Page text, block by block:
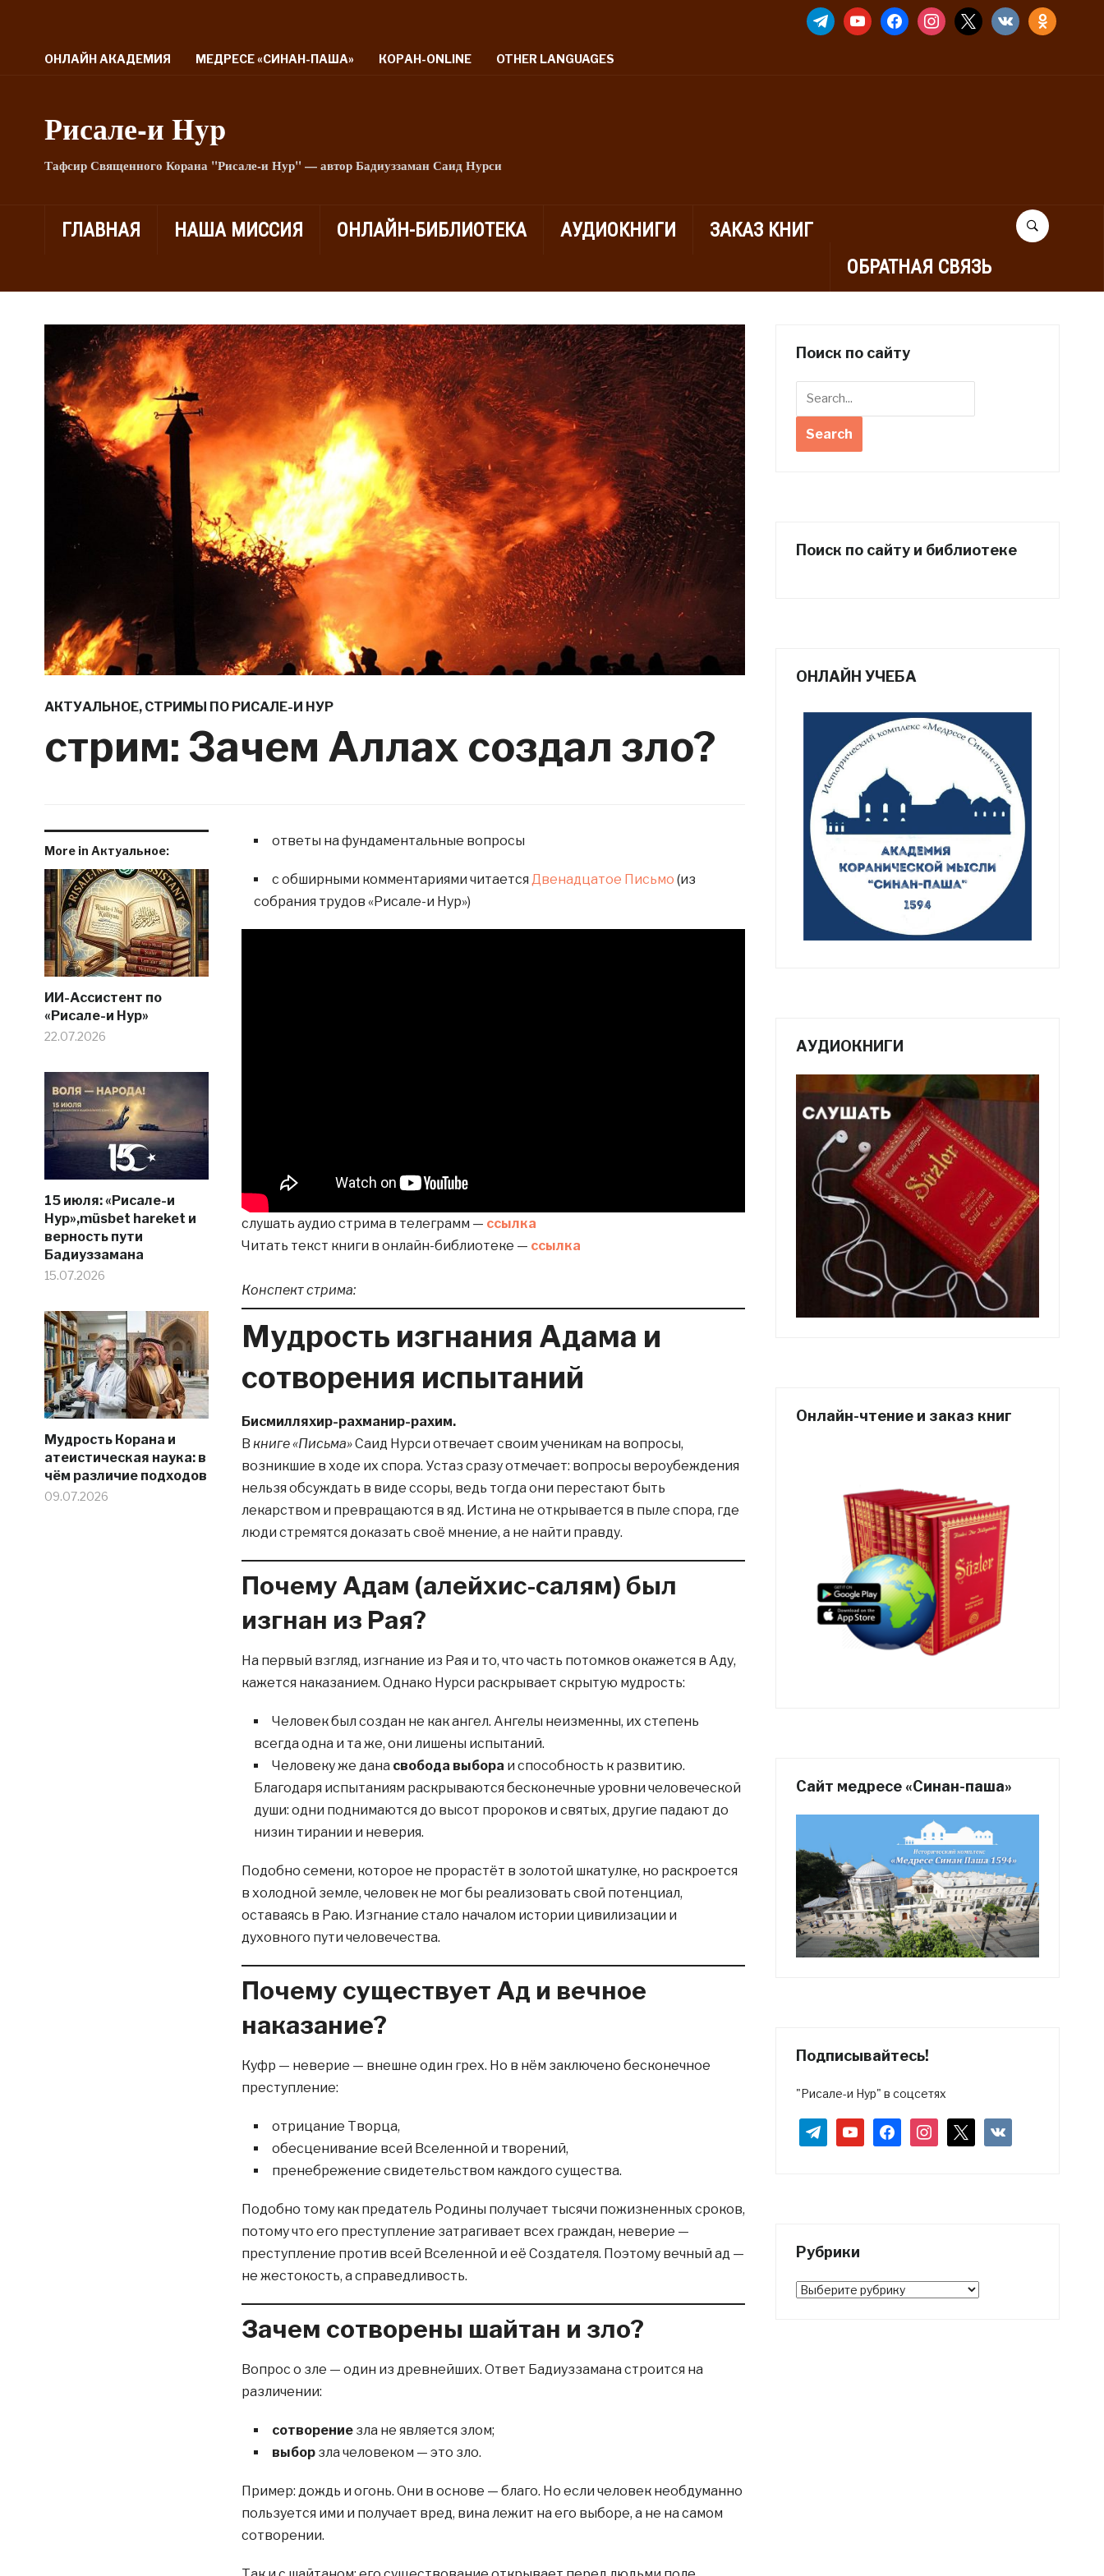
TELEGRAMYOUTUBEFACEBOOKINSTAGRAM
X VKONTAKTE
ОНЛАЙН АКАДЕМИЯ МЕДРЕСЕ «СИНАН-ПАША» КОРАН-ONLINE OTHER LANGUAGES
Рисале-и Hyp
Тафсир Священного Корана "Рисале-и Нур" — автор Бадиуззаман Саид Нурси
ГЛАВНАЯ НАША МИССИЯ ОНЛАЙН-БИБЛИОТЕКА АУДИОКНИГИ
ЗАКАЗ КНИГ
ОБРАТНАЯ СВЯЗЬ
АКТУАЛЬНОЕ, СТРИМЫ ПО РИСАЛЕ-И НУР
стрим: Зачем Аллах создал зло?
More in Актуальное:
ИИ-Ассистент по
«Рисале-и Нур»
22.07.2026
15 июля: «Рисале-и
Нур»,müsbet hareket и
верность пути
Бадиуззамана
15.07.2026
Мудрость Корана и
атеистическая наука: в
чём различие подходов
09.07.2026
ответы на фундаментальные вопросы
с обширными комментариями читается Двенадцатое Письмо (из
собрания трудов «Рисале-и Нур»)
слушать аудио стрима в телеграмм — ссылка
Читать текст книги в онлайн-библиотеке — ссылка
Конспект стрима:
Мудрость изгнания Адама и
сотворения испытаний
Бисмилляхир-рахманир-рахим.
В книге «Письма»Саид Нурси отвечает своим ученикам на вопросы,
возникшие в ходе их спора. Устаз сразу отмечает: вопросы вероубеждения
нельзя обсуждать в виде ссоры, ведь тогда они перестают быть
лекарством и превращаются в яд. Истина не открывается в пыле спора, где
люди стремятся доказать своё мнение, а не найти правду.
Почему Адам (алейхис-салям) был
изгнан из Рая?
На первый взгляд, изгнание из Рая и то, что часть потомков окажется в Аду,
кажется наказанием. Однако Нурси раскрывает скрытую мудрость:
Человек был создан не как ангел. Ангелы неизменны, их степень
всегда одна и та же, они лишены испытаний.
Человеку же дана свобода выбора и способность к развитию.
Благодаря испытаниям раскрываются бесконечные уровни человеческой
души: одни поднимаются до высот пророков и святых, другие падают до
низин тирании и неверия.
Подобно семени, которое не прорастёт в золотой шкатулке, но раскроется
в холодной земле, человек не мог бы реализовать свой потенциал,
оставаясь в Раю. Изгнание стало началом истории цивилизации и
духовного пути человечества.
Почему существует Ад и вечное
наказание?
Куфр — неверие — внешне один грех. Но в нём заключено бесконечное
преступление:
отрицание Творца,
обесценивание всей Вселенной и творений,
пренебрежение свидетельством каждого существа.
Подобно тому как предатель Родины получает тысячи пожизненных сроков,
потому что его преступление затрагивает всех граждан, неверие —
преступление против всей Вселенной и её Создателя. Поэтому вечный ад —
не жестокость, а справедливость.
Зачем сотворены шайтан и зло?
Вопрос о зле — один из древнейших. Ответ Бадиуззамана строится на
различении:
сотворениезла не является злом;
выборзла человеком — это зло.
Пример: дождь и огонь. Они в основе — благо. Но если человек необдуманно
пользуется ими и получает вред, вина лежит на его выборе, а не на самом
сотворении.
Поиск по сайту
Поиск по сайту и библиотеке
ОНЛАЙН УЧЕБА
АУДИОКНИГИ
Онлайн-чтение и заказ книг
Сайт медресе «Синан-паша»
Подписывайтесь!
"Рисале-и Нур" в соцсетях
telegramyoutubefacebookinstagram vkontakte
Рубрики
Рубрики